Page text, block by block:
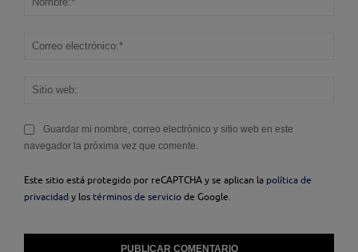
Guardar mi nombre, correo electrónico y sitio web en este
navegador la próxima vez que comente.
Este sitio está protegido por reCAPTCHA y se aplican la política de
privacidad y los términos de servicio de Google.